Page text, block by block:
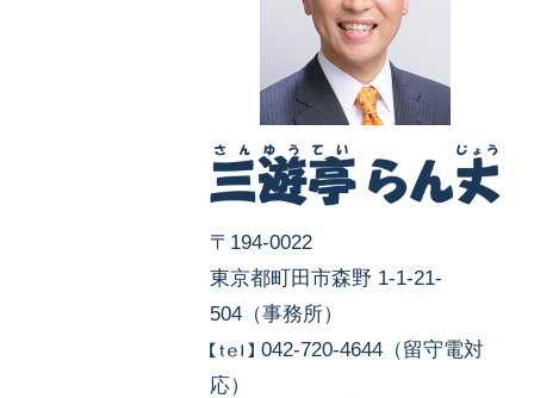
〒194-0022
東京都町田市森野 1-1-21-
504（事務所）
042-720-4644（留守電対
応）